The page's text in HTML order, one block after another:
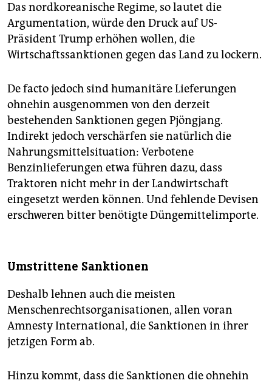
Das nordkoreanische Regime, so lautet die
Argumentation, würde den Druck auf US-
Präsident Trump erhöhen wollen, die
Wirtschaftssanktionen gegen das Land zu lockern.
De facto jedoch sind humanitäre Lieferungen
ohnehin ausgenommen von den derzeit
bestehenden Sanktionen gegen Pjöngjang.
Indirekt jedoch verschärfen sie natürlich die
Nahrungsmittelsituation: Verbotene
Benzinlieferungen etwa führen dazu, dass
Traktoren nicht mehr in der Landwirtschaft
eingesetzt werden können. Und fehlende Devisen
erschweren bitter benötigte Düngemittelimporte.
Umstrittene Sanktionen
Deshalb lehnen auch die meisten
Menschenrechtsorganisationen, allen voran
Amnesty International, die Sanktionen in ihrer
jetzigen Form ab.
Hinzu kommt, dass die Sanktionen die ohnehin